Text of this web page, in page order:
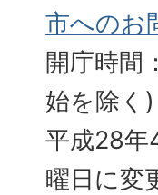
市へのお
開庁時間
始を除く)
平成28年
曜日に変